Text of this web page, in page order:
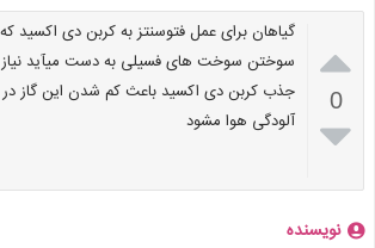

0

گیاهان برای عمل فتوسنتز به کربن دی اکسید
سوختن سوخت های فسیلی به دست میآید نیاز
جذب کربن دی اکسید باعث کم شدن این گاز
آلودگی هوا مشود
نویسنده